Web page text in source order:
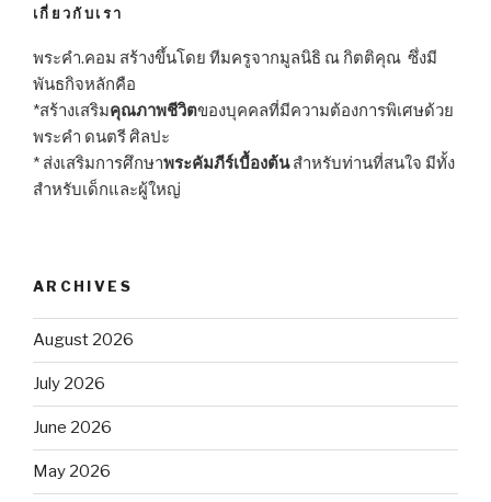
เกี่ยวกับเรา
พระคำ.คอม สร้างขึ้นโดย ทีมครูจากมูลนิธิ ณ กิตติคุณ ซึ่งมี
พันธกิจหลักคือ
*สร้างเสริมคุณภาพชีวิตของบุคคลที่มีความต้องการพิเศษด้วย
พระคำ ดนตรี ศิลปะ
* ส่งเสริมการศึกษาพระคัมภีร์เบื้องต้นสำหรับท่านที่สนใจ มีทั้ง
สำหรับเด็กและผู้ใหญ่
ARCHIVES
August 2026
July 2026
June 2026
May 2026